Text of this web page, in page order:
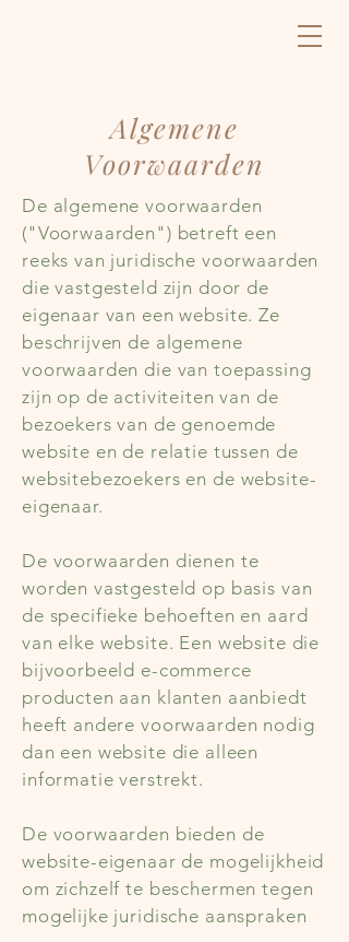
Algemene
Voorwaarden
De algemene voorwaarden
("Voorwaarden") betreft een
reeks van juridische voorwaarden
die vastgesteld zijn door de
eigenaar van een website. Ze
beschrijven de algemene
voorwaarden die van toepassing
zijn op de activiteiten van de
bezoekers van de genoemde
website en de relatie tussen de
websitebezoekers en de website-
eigenaar.
De voorwaarden dienen te
worden vastgesteld op basis van
de specifieke behoeften en aard
van elke website. Een website die
bijvoorbeeld e-commerce
producten aan klanten aanbiedt
heeft andere voorwaarden nodig
dan een website die alleen
informatie verstrekt.
De voorwaarden bieden de
website-eigenaar de mogelijkheid
om zichzelf te beschermen tegen
mogelijke juridische aanspraken